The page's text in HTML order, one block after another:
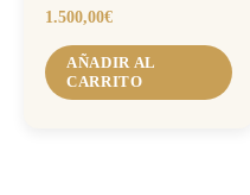
1.500,00€
AÑADIR AL
CARRITO